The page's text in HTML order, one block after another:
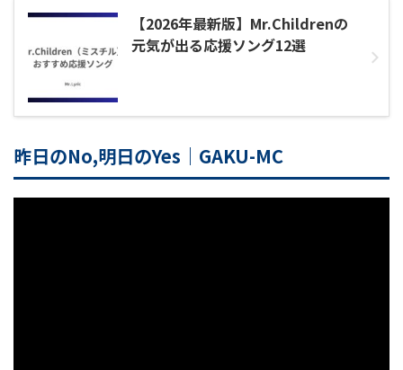
【2026年最新版】Mr.Childrenの
元気が出る応援ソング12選
昨日のNo,明日のYes｜GAKU-MC